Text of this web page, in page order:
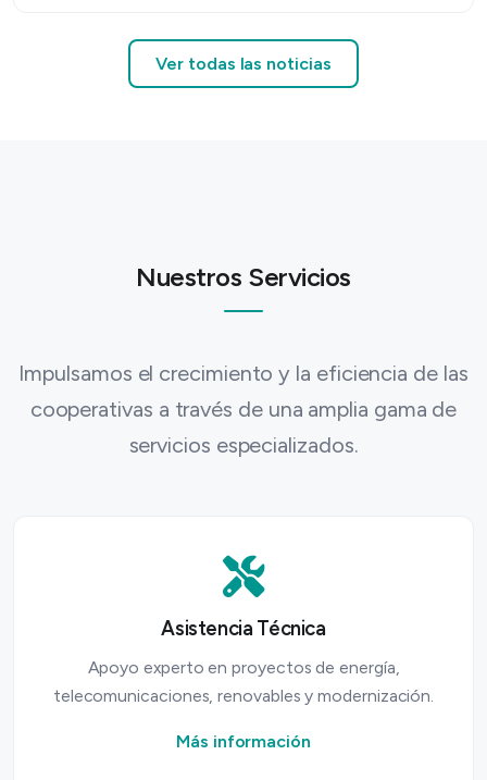
Ver todas las noticias
Nuestros Servicios
Impulsamos el crecimiento y la eficiencia de las
cooperativas a través de una amplia gama de
servicios especializados.
Asistencia Técnica
Apoyo experto en proyectos de energía,
telecomunicaciones, renovables y modernización.
Más información